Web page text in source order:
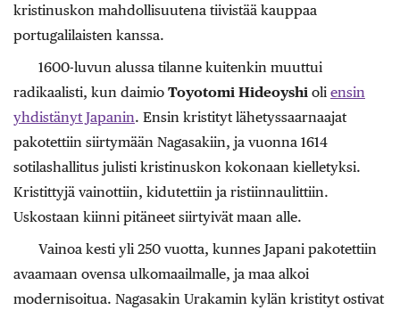
kristinuskon mahdollisuutena tiivistää kauppaa
portugalilaisten kanssa.
1600-luvun alussa tilanne kuitenkin muuttui
radikaalisti, kun daimio Toyotomi Hideoyshi oli ensin
yhdistänyt Japanin. Ensin kristityt lähetyssaarnaajat
pakotettiin siirtymään Nagasakiin, ja vuonna 1614
sotilashallitus julisti kristinuskon kokonaan kielletyksi.
Kristittyjä vainottiin, kidutettiin ja ristiinnaulittiin.
Uskostaan kiinni pitäneet siirtyivät maan alle.
Vainoa kesti yli 250 vuotta, kunnes Japani pakotettiin
avaamaan ovensa ulkomaailmalle, ja maa alkoi
modernisoitua. Nagasakin Urakamin kylän kristityt ostivat